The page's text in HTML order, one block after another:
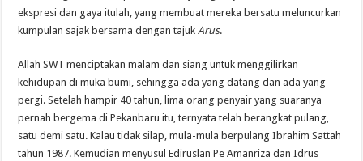
ekspresi dan gaya itulah, yang membuat mereka bersatu meluncurkan
kumpulan sajak bersama dengan tajukArus.
Allah SWT menciptakan malam dan siang untuk menggilirkan
kehidupan di muka bumi, sehingga ada yang datang dan ada yang
pergi. Setelah hampir 40 tahun, lima orang penyair yang suaranya
pernah bergema di Pekanbaru itu, ternyata telah berangkat pulang,
satu demi satu. Kalau tidak silap, mula-mula berpulang Ibrahim Sattah
tahun 1987. Kemudian menyusul Ediruslan Pe Amanriza dan Idrus